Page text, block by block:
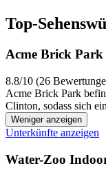
Top-
Acme Brick Park
8.8/10 (26
Acme Brick Park
Clinton, sodass sich
Weniger anzeigen
Unterkünfte anzeigen
Water-Zoo